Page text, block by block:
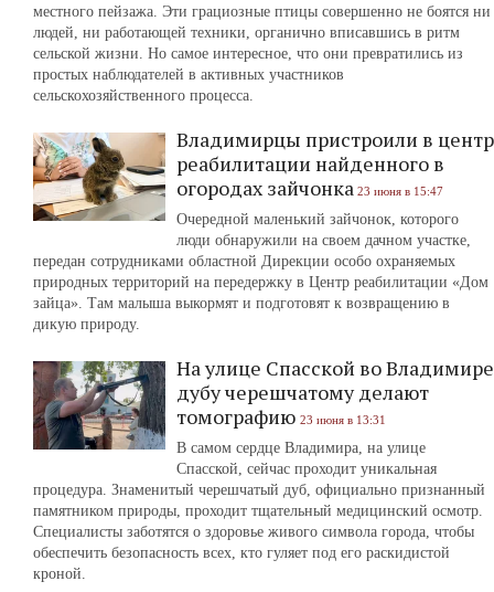
местного пейзажа. Эти грациозные птицы совершенно не боятся ни
людей, ни работающей техники, органично вписавшись в ритм
сельской жизни. Но самое интересное, что они превратились из
простых наблюдателей в активных участников
сельскохозяйственного процесса.
Владимирцы пристроили в центр
реабилитации найденного в
огородах зайчонка 23 июня в 15:47
Очередной маленький зайчонок, которого
люди обнаружили на своем дачном участке,
передан сотрудниками областной Дирекции особо охраняемых
природных территорий на передержку в Центр реабилитации «Дом
зайца». Там малыша выкормят и подготовят к возвращению в
дикую природу.
На улице Спасской во Владимире
дубу черешчатому делают
томографию 23 июня в 13:31
В самом сердце Владимира, на улице
Спасской, сейчас проходит уникальная
процедура. Знаменитый черешчатый дуб, официально признанный
памятником природы, проходит тщательный медицинский осмотр.
Специалисты заботятся о здоровье живого символа города, чтобы
обеспечить безопасность всех, кто гуляет под его раскидистой
кроной.